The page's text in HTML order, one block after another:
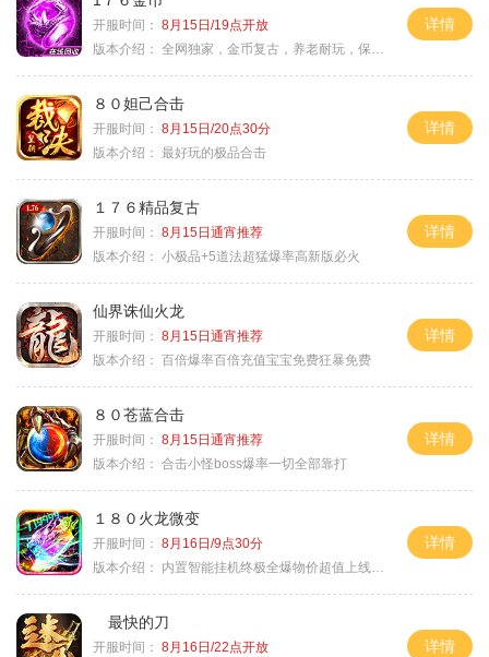
开服时间： 8月15日/19点开放
版本介绍： 全网独家，金币复古，养老耐玩，保底回収
详情
８０妲己合击
开服时间： 8月15日/20点30分
版本介绍： 最好玩的极品合击
详情
１７６精品复古
开服时间： 8月15日通宵推荐
版本介绍： 小极品+5道法超猛爆率高新版必火
详情
仙界诛仙火龙
开服时间： 8月15日通宵推荐
版本介绍： 百倍爆率百倍充值宝宝免费狂暴免费
详情
８０苍蓝合击
开服时间： 8月15日通宵推荐
版本介绍： 合击小怪boss爆率一切全部靠打
详情
１８０火龙微变
开服时间： 8月16日/9点30分
版本介绍：
内置智能挂机终极全爆物价超值上线送神器
详情
最快的刀
开服时间： 8月16日/22点开放
详情